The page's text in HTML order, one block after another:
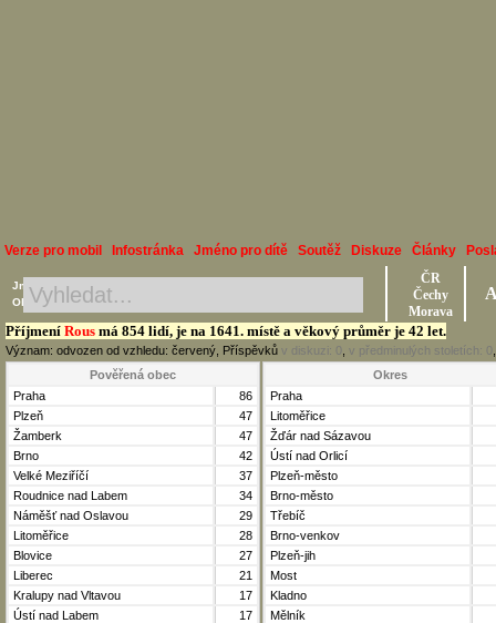
Verze pro mobil Infostránka Jméno pro dítě Soutěž Diskuze Články
Příjmení Rous má 854 lidí, je na 1641. místě a věkový průměr je 42 let.
Význam: odvozen od vzhledu: červený, Příspěvků v diskuzi: 0 v předminulých stoletích: 0
Jméno, Příjmení, Obec
Okres, Kraj, Ročník
ČR
Čechy
Morava
Pověřená obec
Praha
86
Plzeň
47
Žamberk
47
Brno
42
Velké Meziříčí
37
Roudnice nad Labem
34
Náměšť nad Oslavou
29
Litoměřice
28
Blovice
27
Liberec
21
Kralupy nad Vltavou
17
Ústí nad Labem
17
Okres
Praha
Litoměřice
Žďár nad Sázavou
Ústí nad Orlicí
Plzeň-město
Brno-město
Třebíč
Brno-venkov
Plzeň-jih
Most
Kladno
Mělník